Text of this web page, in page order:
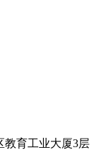
教育工业大厦3层